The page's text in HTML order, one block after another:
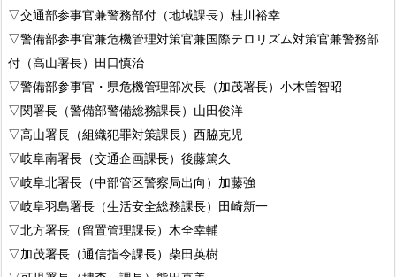
▽交通部参事官兼警務部付（地域課長）桂川裕幸
▽警備部参事官兼危機管理対策官兼国際テロリズム対策官兼警務部
付（高山署長）田口慎治
▽警備部参事官・県危機管理部次長（加茂署長）小木曽智昭
▽関署長（警備部警備総務課長）山田俊洋
▽高山署長（組織犯罪対策課長）西脇克児
▽岐阜南署長（交通企画課長）後藤篤久
▽岐阜北署長（中部管区警察局出向）加藤強
▽岐阜羽島署長（生活安全総務課長）田崎新一
▽北方署長（留置管理課長）木全幸輔
▽加茂署長（通信指令課長）柴田英樹